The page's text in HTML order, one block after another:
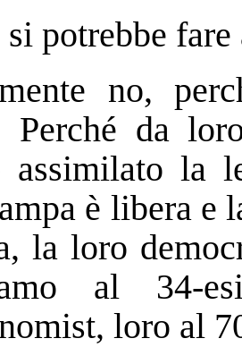
potrebbe fare
no,
Perché da
assimilato la
è libera
la loro
al 34-
loro al